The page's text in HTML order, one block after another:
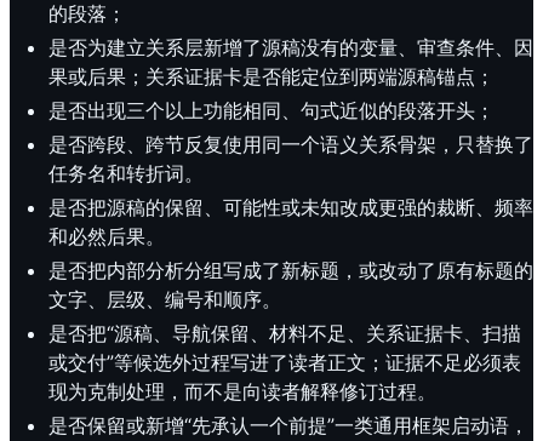
的段落；
是否为建立关系层新增了源稿没有的变量、审查条件、因
果或后果；关系证据卡是否能定位到两端源稿锚点；
是否出现三个以上功能相同、句式近似的段落开头；
是否跨段、跨节反复使用同一个语义关系骨架，只替换了
任务名和转折词。
是否把源稿的保留、可能性或未知改成更强的裁断、频率
和必然后果。
是否把内部分析分组写成了新标题，或改动了原有标题的
文字、层级、编号和顺序。
是否把“源稿、导航保留、材料不足、关系证据卡、扫描
或交付”等候选外过程写进了读者正文；证据不足必须表
现为克制处理，而不是向读者解释修订过程。
是否保留或新增“先承认一个前提”一类通用框架启动语，